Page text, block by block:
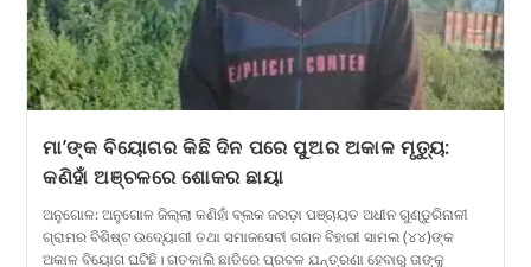
ମା’ଙ୍କ ବିୟୋଗର କିଛି ଦିନ ପରେ ପୁଅର ଅକାଳ ମୃତ୍ୟୁ:
କଣିହାଁ ଅଞ୍ଚଳରେ ଶୋକର ଛାୟା
​ଅନୁଗୋଳ: ଅନୁଗୋଳ ଜିଲ୍ଲା କଣିହାଁ ବ୍ଲକ ଜରଡ଼ା ପଞ୍ଚାୟତ ଅଧୀନ ଗୁଣ୍ଡୁରିନାଳୀ
ଗ୍ରାମର ବିଶିଷ୍ଟ ଉଦ୍ୟୋଗୀ ତଥା ସମାଜସେବୀ ଗଗନ ବିହାରୀ ସାମଲ (୪୪)ଙ୍କ
ଅକାଳ ବିୟୋଗ ଘଟିଛି। ଗତକାଲି ଛାତିରେ ପ୍ରବଳ ଯନ୍ତ୍ରଣା ହେବାରୁ ତାଙ୍କୁ